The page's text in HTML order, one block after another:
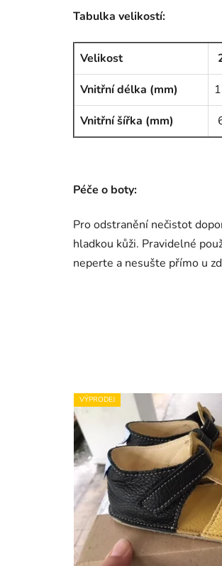
Tabulka velikostí:
Velikost
Vnitřní délka (mm)
Vnitřní šířka (mm)
Péče o boty:
Pro odstranění nečistot
hladkou kůži. Pravidelné
neperte a nesušte přímo u
VÝPRODEJ